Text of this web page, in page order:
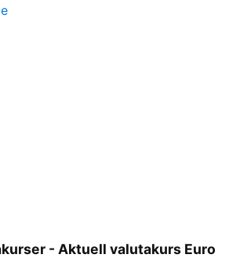
- Aktuell valutakurs Euro